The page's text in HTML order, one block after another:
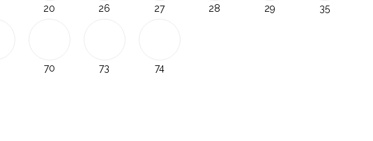
20 26 27 28 29 35
70 73 74